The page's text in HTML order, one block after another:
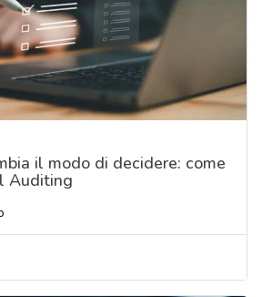
il modo di decidere: come
Auditing